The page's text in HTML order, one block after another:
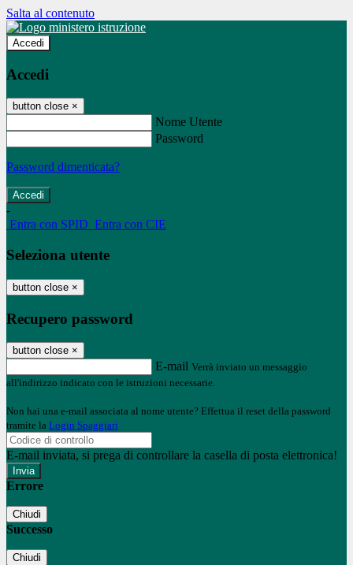
Salta al contenuto
Accedi
Accedi
button close ×
Nome Utente
Password
Password dimenticata?
-
Entra con SPID Entra con CIE
Seleziona utente
button close ×
Recupero password
button close ×
E-mail Verrà inviato un messaggio
all'indirizzo indicato con le istruzioni necessarie.
Non hai una e-mail associata al nome utente? Effettua il reset della password
tramite la Login Spaggiari
E-mail inviata, si prega di controllare la casella di posta elettronica!
Errore
Chiudi
Successo
Chiudi